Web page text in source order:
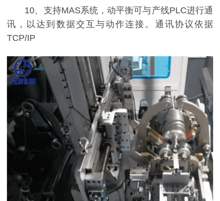
10、支持MAS系统，动平衡可与产线PLC进行通
讯，以达到数据交互与动作连接。通讯协议依据
TCP/IP